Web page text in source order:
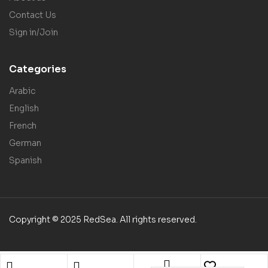
Contact Us
Sign in/Join
Categories
Arabic
English
French
German
Spanish
Copyright © 2025 RedSea. All rights reserved.